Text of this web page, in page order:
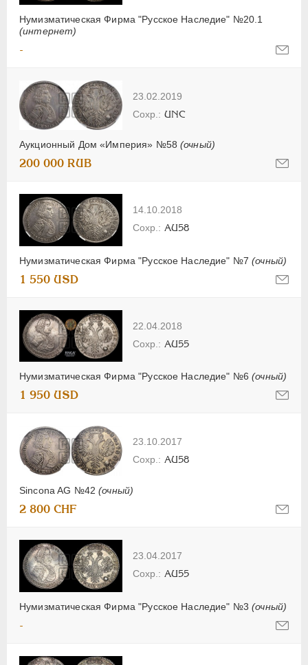
Нумизматическая Фирма "Русское Наследие" №20.1
(интернет)
-
23.02.2019
Аукционный Дом «Империя» №58(очный)
UNC
200 000 RUB
14.10.2018
Нумизматическая Фирма "Русское Наследие" №7(очный)
AU58
1 550 USD
22.04.2018
Нумизматическая Фирма "Русское Наследие" №6(очный)
AU55
1 950 USD
23.10.2017
Sincona AG №42(очный)
AU58
2 800 CHF
23.04.2017
Нумизматическая Фирма "Русское Наследие" №3(очный)
AU55
-